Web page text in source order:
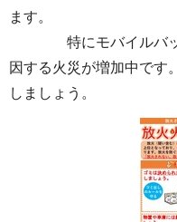
ます。
特にモバイルバッテ
因する火災が増加中です
しましょう。